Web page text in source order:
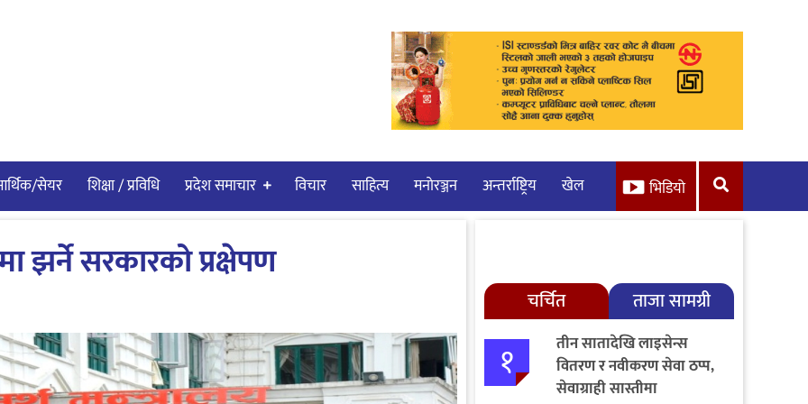
सेयर शिक्षा / प्रविधि प्रदेश समाचार विचार साहित्य मनाेरञ्जन अन्तर्राष्ट्रिय खेल भिडियो
झर्ने सरकारको प्रक्षेपण
चर्चित ताजा सामग्री
१
तीन सातादेखि लाइसेन्स
वितरण र नवीकरण सेवा ठप्प,
सेवाग्राही सास्तीमा